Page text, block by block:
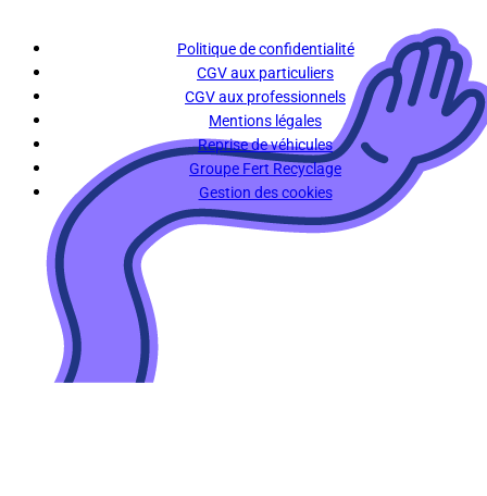
Politique de confidentialité
CGV aux particuliers
CGV aux professionnels
Mentions légales
Reprise de véhicules
Groupe Fert Recyclage
Gestion des cookies